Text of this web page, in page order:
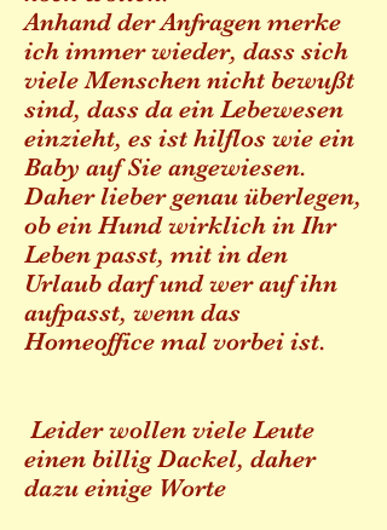
Anhand der Anfragen merke
ich immer wieder, dass sich
viele Menschen nicht bewußt
sind, dass da ein Lebewesen
einzieht, es ist hilflos wie ein
Baby auf Sie angewiesen.
Daher lieber genau überlegen,
ob ein Hund wirklich in Ihr
Leben passt, mit in den
Urlaub darf und wer auf ihn
aufpasst, wenn das
Homeoffice mal vorbei ist.
Leider wollen viele Leute
einen billig Dackel, daher
dazu einige Worte